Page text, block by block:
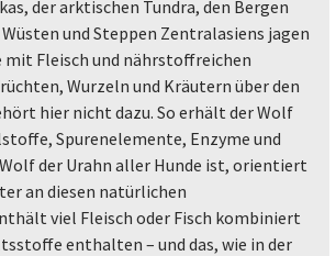
der arktischen Tundra, den Bergen
und Steppen Zentralasiens jagen
mit Fleisch und nährstoffreichen
Wurzeln und Kräutern über den
hier nicht dazu. So erhält der Wolf
Spurenelemente, Enzyme und
der Urahn aller Hunde ist, orientiert
an diesen natürlichen
viel Fleisch oder Fisch kombiniert
enthalten – und das, wie in der